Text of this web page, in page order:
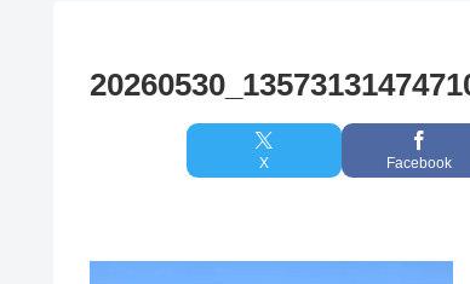
X Facebook